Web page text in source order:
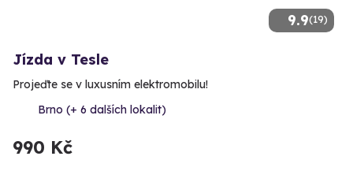
9.9(19)
Jízda v Tesle
Projeďte se v luxusním elektromobilu!
Brno (+ 6 dalších lokalit)
990 Kč